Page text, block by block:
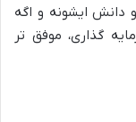
دانش ایشونه و اگه
گذاری، موفق تر